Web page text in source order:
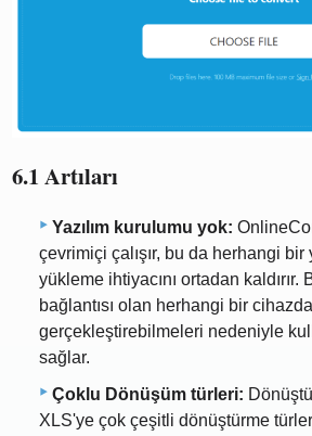
6.1 Artıları
Yazılım kurulumu yok:
çevrimiçi çalışır, bu da herhangi bir
yükleme ihtiyacını ortadan
bağlantısı olan herhangi bir
gerçekleştirebilmeleri nedeniyle
sağlar.
Çoklu Dönüşüm türleri:
XLS'ye çok çeşitli dönüştürme